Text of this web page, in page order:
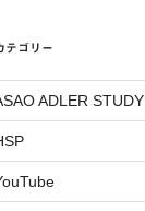
テゴリー
ADLER STUDY